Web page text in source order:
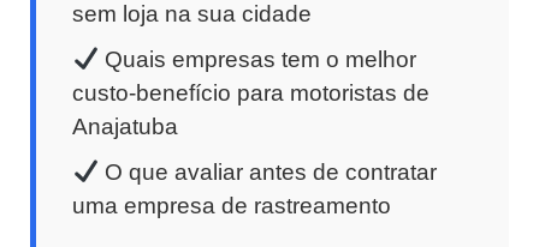
sem loja na sua cidade
Quais empresas tem o melhor
custo-benefício para motoristas de
Anajatuba
O que avaliar antes de contratar
uma empresa de rastreamento